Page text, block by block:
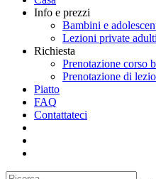
Info e prezzi
Bambini e
Lezioni private
Richiesta
Prenotazione corso
Prenotazione di
Piatto
FAQ
Contattateci